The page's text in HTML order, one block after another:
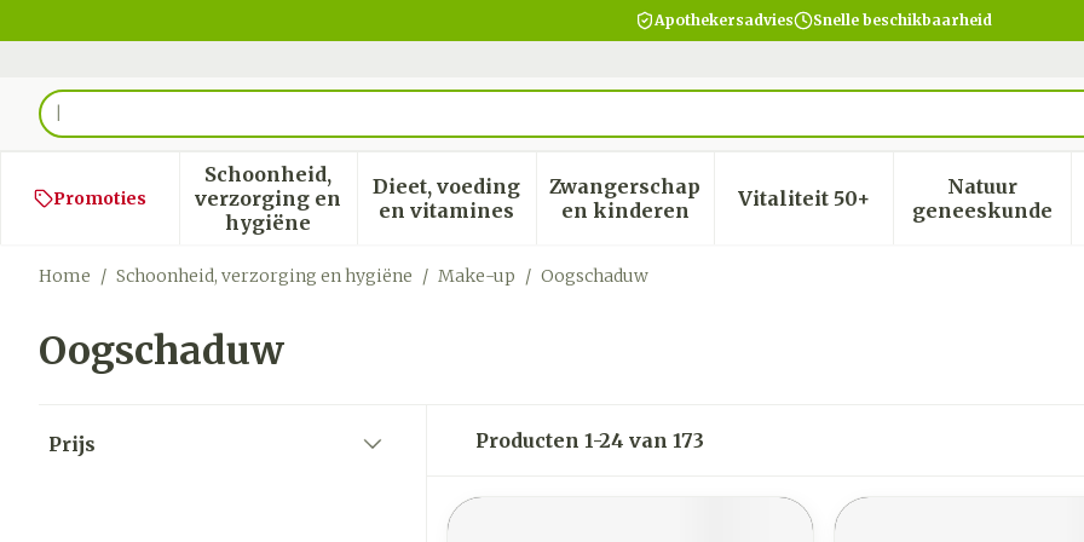
Apothekersadvies Snelle beschikbaarheid
Product, merk, categorie...
Promoties
Schoonheid,
verzorging en
hygiëne
Toon submenu voor Schoonheid, verzorging en hygiëne categorie
Dieet, voeding
en vitaminesToon submenu voor Dieet, voeding en vitamines categorie
Zwangerschap
en kinderenToon submenu voor Zwangerschap en
Vitaliteit 50+Toon submenu voor
Natuur
geneeskunde
Toon
Home / Schoonheid, verzorging en hygiëne / Make-up / Oogschaduw
Oogschaduw
Prijs
Producten 1-24 van 173